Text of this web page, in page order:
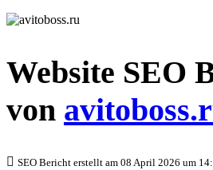
Website SEO
von
SEO Bericht erstellt am 08 April 2026 um